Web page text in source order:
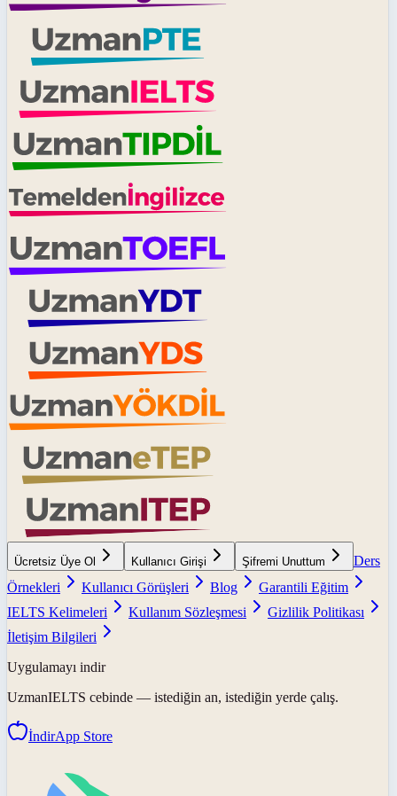
Ücretsiz Üye Ol Kullanıcı Girişi Şifremi Unuttum
Ders
Örnekleri
Kullanıcı Görüşleri Blog
Garantili Eğitim
IELTS Kelimeleri
Kullanım Sözleşmesi
Gizlilik Politikası
İletişim Bilgileri
Uygulamayı indir
UzmanIELTS cebinde — istediğin an, istediğin yerde çalış.
İndirApp Store